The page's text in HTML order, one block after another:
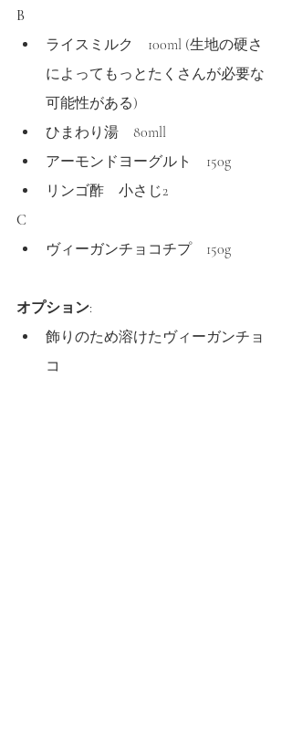
B
ライスミルク　100ml (生地の硬さ
によってもっとたくさんが必要な
可能性がある)
ひまわり湯　80mll
アーモンドヨーグルト　150g
リンゴ酢　小さじ2
C
ヴィーガンチョコチプ　150g
オプション:
飾りのため溶けたヴィーガンチョ
コ